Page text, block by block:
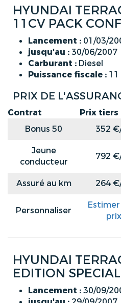
HYUNDAI
11CV PACK
Lancement : 01/03/
jusqu'au :30/06/2007
Carburant : Diesel
Puissance fiscale : 11
PRIX DE
Contrat Prix tiers
Bonus 50
352
Jeune
conducteur
792
Assuré au km 264
Personnaliser
prix
HYUNDAI
EDITION
Lancement :30/09/